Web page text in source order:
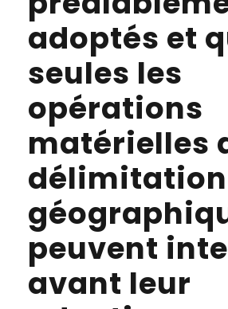
adoptés et
seules les
opérations
matérielles
délimitation
peuvent
avant leur